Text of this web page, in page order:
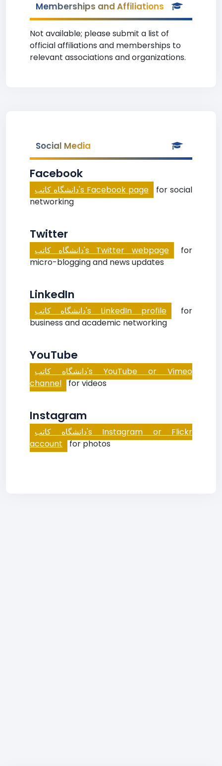
Memberships and Affiliations
Not available; please submit a list of
official affiliations and memberships to
relevant associations and organizations.
Social Media
Facebook
دانشگاه كاتب's Facebook page
for social
networking
Twitter
دانشگاه كاتب's Twitter webpage
for
micro-blogging and news updates
LinkedIn
دانشگاه كاتب's LinkedIn profile
for
business and academic networking
YouTube
دانشگاه كاتب's YouTube or Vimeo
channel for videos
Instagram
دانشگاه كاتب's Instagram or Flickr
account for photos